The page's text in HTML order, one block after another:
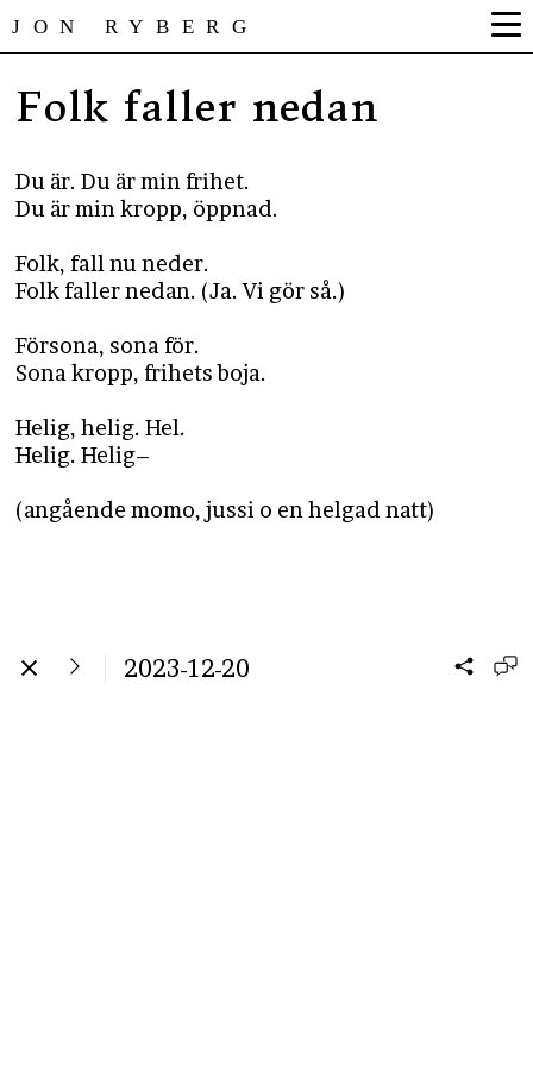
JON RYBERG
Folk faller nedan
Du är. Du är min frihet.
Du är min kropp, öppnad.
Folk, fall nu neder.
Folk faller nedan. (Ja. Vi gör så.)
Försona, sona för.
Sona kropp, frihets boja.
Helig, helig. Hel.
Helig. Helig–
(angående momo, jussi o en helgad natt)
2023-12-20